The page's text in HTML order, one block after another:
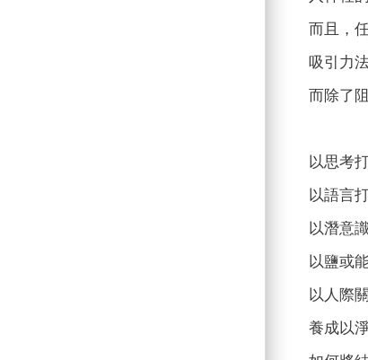
而且，
吸引力
而除了
以思考
以語言
以潛意
以鹽或
以人際
養成以